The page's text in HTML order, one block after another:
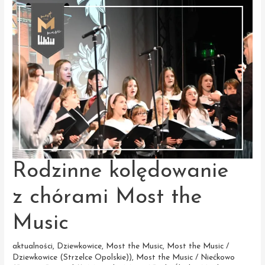
w magicznym
świecie
muzyki
filmowej
Rodzinne kolędowanie
z chórami Most the
Music
aktualności, Dziewkowice, Most the Music,
Most the Music /
Dziewkowice (Strzelce Opolskie)),
Most the Music / Niećkowo